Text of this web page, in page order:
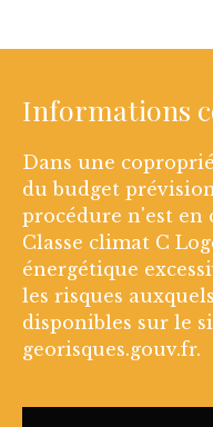
Informations
Dans une
du budget
procédure n'est en
Classe climat C
énergétique
les risques
disponibles sur le
georisques.gouv.fr.